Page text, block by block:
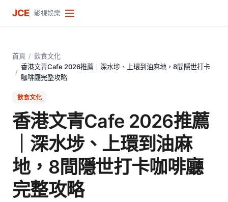
JCE 影視娛樂
首頁 / 飲食文化
/
香港文青Cafe 2026推薦｜深水埗、上環到油麻地，8間隱世打卡
咖啡廳完整攻略
飲食文化
香港文青Cafe 2026推薦
｜深水埗、上環到油麻
地，8間隱世打卡咖啡廳
完整攻略